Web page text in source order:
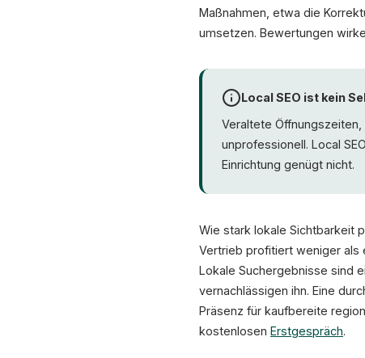
Maßnahmen, etwa die
umsetzen. Bewertungen
Local SEO ist kein
Veraltete
unprofessionell. Local
Einrichtung genügt nicht.
Wie stark lokale Sichtbarkeit
Vertrieb profitiert weniger als
Lokale Suchergebnisse sind
vernachlässigen ihn. Eine
Präsenz für kaufbereite
kostenlosen Erstgespräch.